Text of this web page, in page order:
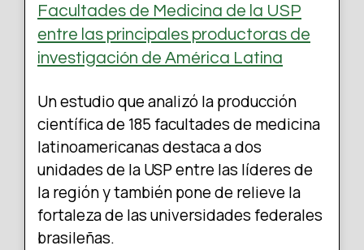
Facultades de Medicina de la USP
entre las principales productoras de
investigación de América Latina
Un estudio que analizó la producción
científica de 185 facultades de medicina
latinoamericanas destaca a dos
unidades de la USP entre las líderes de
la región y también pone de relieve la
fortaleza de las universidades federales
brasileñas.